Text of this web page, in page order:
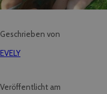
Geschrieben von
EVELY
Veröffentlicht am